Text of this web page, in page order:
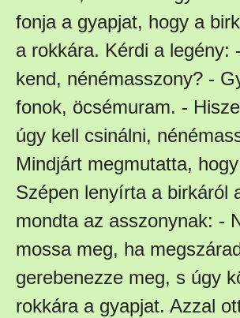
fonja a gyapjat, hogy a
a rokkára. Kérdi a legény:
kend, nénémasszony? -
fonok, öcsémuram. -
úgy kell csinálni,
Mindjárt megmutatta,
Szépen lenyírta a birkáról
mondta az asszonynak: -
mossa meg, ha
gerebenezze meg, s úgy
rokkára a gyapjat. Azzal